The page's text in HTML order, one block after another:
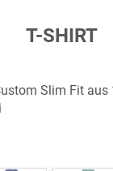
T-SHIRT
Slim Fit